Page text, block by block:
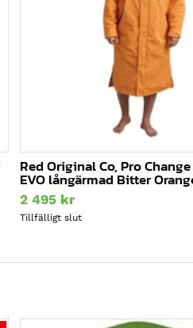
Red Original Co, Pro
EVO långärmad Bitter
2 495 kr
Tillfälligt slut